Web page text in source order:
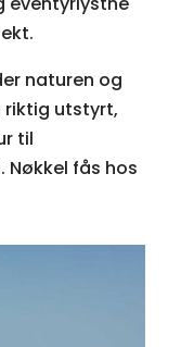
naturen og
riktig utstyrt,
til
Nøkkel fås hos